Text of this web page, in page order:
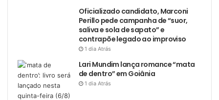
Oficializado candidato, Marconi
Perillo pede campanha de “suor,
saliva e sola de sapato” e
contrapõe legado ao improviso
1 dia Atrás
Lari Mundim lança romance “mata
de dentro” em Goiânia
1 dia Atrás